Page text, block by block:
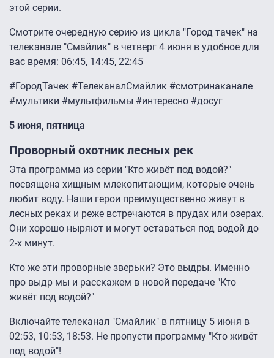
этой серии.
Смотрите очередную серию из цикла "Город тачек" на
телеканале "Смайлик" в четверг 4 июня в удобное для
вас время: 06:45, 14:45, 22:45
#ГородТачек #ТелеканалСмайлик #смотринаканале
#мультики #мультфильмы #интересно #досуг
5 июня, пятница
Проворный охотник лесных рек
Эта программа из серии "Кто живёт под водой?"
посвящена хищным млекопитающим, которые очень
любит воду. Наши герои преимущественно живут в
лесных реках и реже встречаются в прудах или озерах.
Они хорошо ныряют и могут оставаться под водой до
2-х минут.
Кто же эти проворные зверьки? Это выдры. Именно
про выдр мы и расскажем в новой передаче "Кто
живёт под водой?"
Включайте телеканал "Смайлик" в пятницу 5 июня в
02:53, 10:53, 18:53. Не пропусти программу "Кто живёт
под водой"!